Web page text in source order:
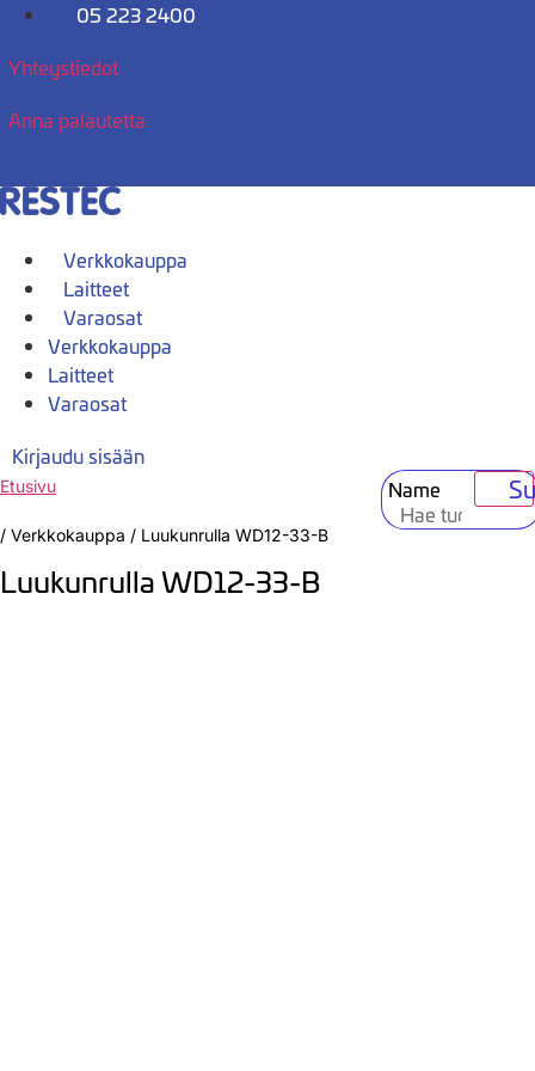
Mene
05 223 2400
Yhteystiedot
Anna palautetta
Verkkokauppa
Laitteet
Varaosat
Verkkokauppa
Laitteet
Varaosat
Kirjaudu sisään
Name
Etusivu
/ Verkkokauppa / Luukunrulla WD12-33-B
Luukunrulla WD12-33-B